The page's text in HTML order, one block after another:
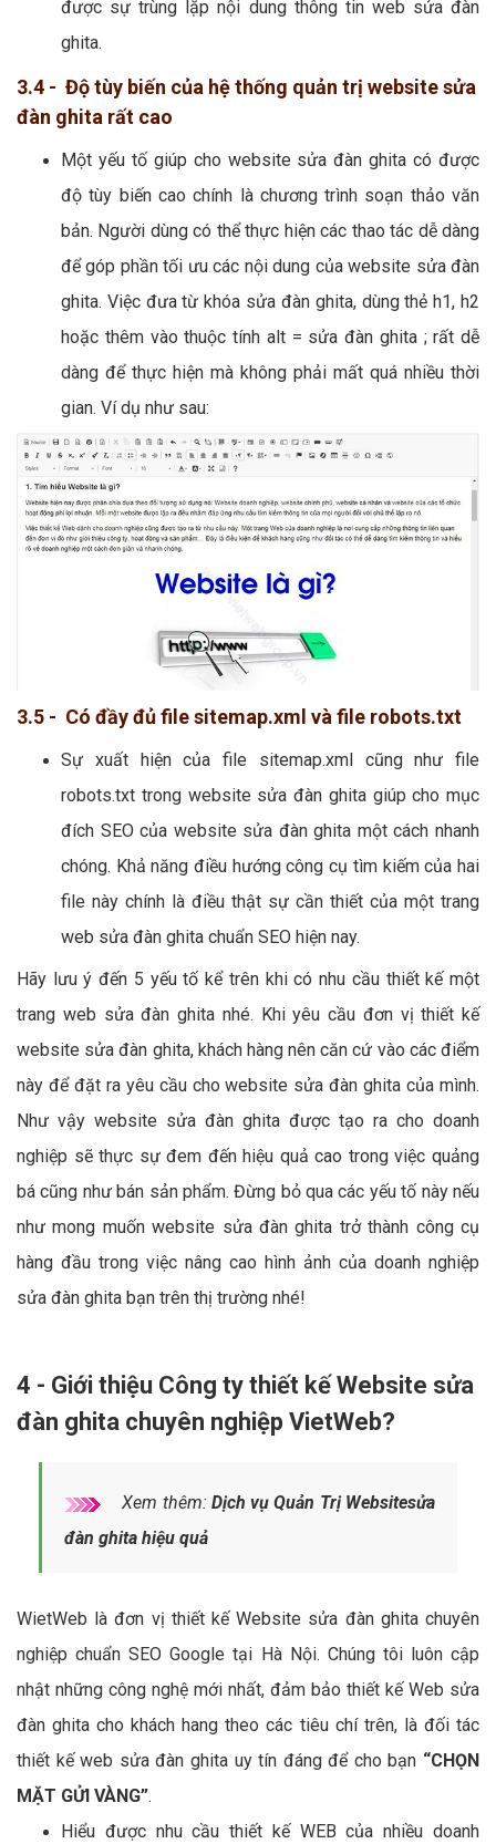
được sự trùng lặp nội dung thông tin web sửa đàn
ghita.
3.4 - Độ tùy biến của hệ thống quản trị website sửa
đàn ghita rất cao
Một yếu tố giúp cho website sửa đàn ghita có được
độ tùy biến cao chính là chương trình soạn thảo văn
bản. Người dùng có thể thực hiện các thao tác dễ dàng
để góp phần tối ưu các nội dung của website sửa đàn
ghita. Việc đưa từ khóa sửa đàn ghita, dùng thẻ h1, h2
hoặc thêm vào thuộc tính alt = sửa đàn ghita ; rất dễ
dàng để thực hiện mà không phải mất quá nhiều thời
gian. Ví dụ như sau:
3.5 - Có đầy đủ file sitemap.xml và file robots.txt
Sự xuất hiện của file sitemap.xml cũng như file
robots.txt trong website sửa đàn ghita giúp cho mục
đích SEO của website sửa đàn ghita một cách nhanh
chóng. Khả năng điều hướng công cụ tìm kiếm của hai
file này chính là điều thật sự cần thiết của một trang
web sửa đàn ghita chuẩn SEO hiện nay.
Hãy lưu ý đến 5 yếu tố kể trên khi có nhu cầu thiết kế một
trang web sửa đàn ghita nhé. Khi yêu cầu đơn vị thiết kế
website sửa đàn ghita, khách hàng nên căn cứ vào các điểm
này để đặt ra yêu cầu cho website sửa đàn ghita của mình.
Như vậy website sửa đàn ghita được tạo ra cho doanh
nghiệp sẽ thực sự đem đến hiệu quả cao trong việc quảng
bá cũng như bán sản phẩm. Đừng bỏ qua các yếu tố này nếu
như mong muốn website sửa đàn ghita trở thành công cụ
hàng đầu trong việc nâng cao hình ảnh của doanh nghiệp
sửa đàn ghita bạn trên thị trường nhé!
4 - Giới thiệu Công ty thiết kế Website sửa
đàn ghita chuyên nghiệp VietWeb?
Xem thêm: Dịch vụ Quản Trị Websitesửa
đàn ghita hiệu quả
WietWeb là đơn vị thiết kế Website sửa đàn ghita chuyên
nghiệp chuẩn SEO Google tại Hà Nội. Chúng tôi luôn cập
nhật những công nghệ mới nhất, đảm bảo thiết kế Web sửa
đàn ghita cho khách hang theo các tiêu chí trên, là đối tác
thiết kế web sửa đàn ghita uy tín đáng để cho bạn “CHỌN
MẶT GỬI VÀNG”.
Hiểu được nhu cầu thiết kế WEB của nhiều doanh